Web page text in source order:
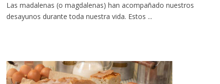
Las madalenas (o magdalenas) han acompañado nuestros
desayunos durante toda nuestra vida. Estos ...